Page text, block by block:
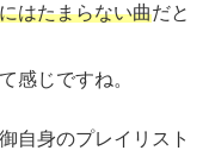
はたまらない曲だと
感じですね。
自身のプレイリスト